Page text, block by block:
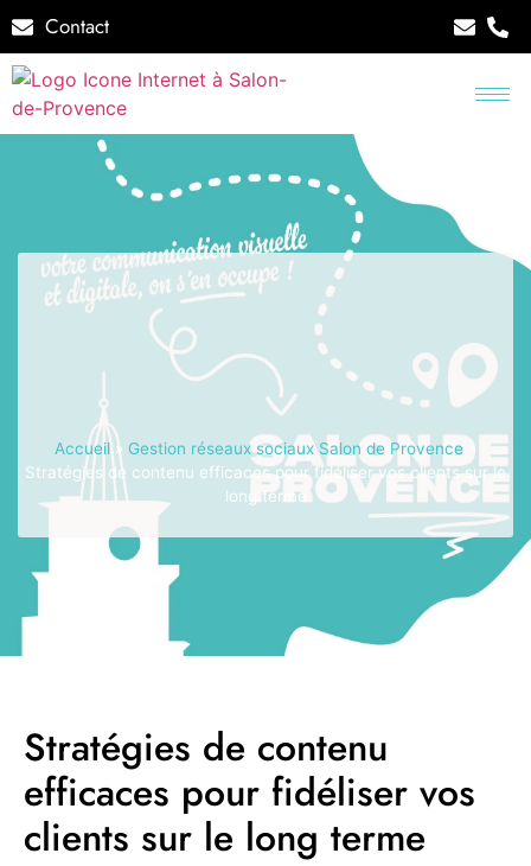
Contact
Accueil» Gestion réseaux sociaux Salon de Provence »
Stratégies de contenu efficaces pour fidéliser vos clients sur le
long terme
Stratégies de contenu
efficaces pour fidéliser vos
clients sur le long terme